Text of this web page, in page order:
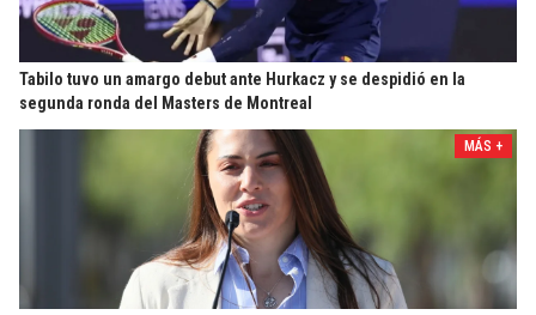
Tabilo tuvo un amargo debut ante Hurkacz y se despidió en la
segunda ronda del Masters de Montreal
MÁS +